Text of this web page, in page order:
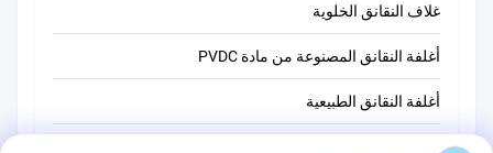
غلاف النقانق الخلوية
أغلفة النقانق المصنوعة من مادة PVDC
أغلفة النقانق الطبيعية